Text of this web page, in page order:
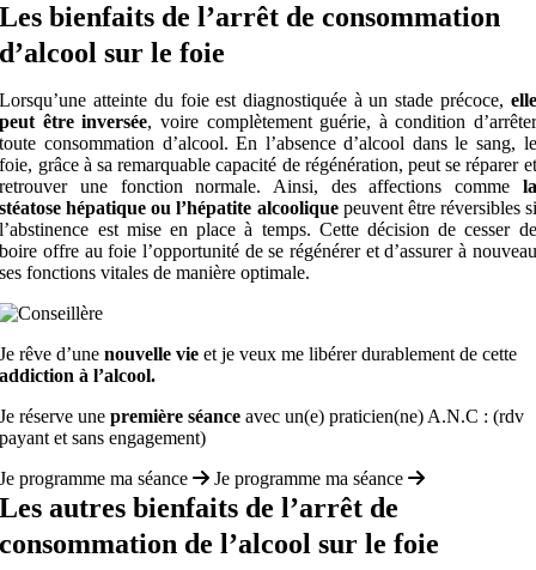
Les bienfaits de l’arrêt de consommation
d’alcool sur le foie
Lorsqu’une atteinte du foie est diagnostiquée à un stade précoce, elle
peut être inversée, voire complètement guérie, à condition d’arrêter
toute consommation d’alcool. En l’absence d’alcool dans le sang, le
foie, grâce à sa remarquable capacité de régénération, peut se réparer et
retrouver une fonction normale. Ainsi, des affections comme la
stéatose hépatique ou l’hépatite alcooliquepeuvent être réversibles si
l’abstinence est mise en place à temps. Cette décision de cesser de
boire offre au foie l’opportunité de se régénérer et d’assurer à nouveau
ses fonctions vitales de manière optimale.
Je rêve d’unenouvelle vie et je veux me libérer durablement de cette
addiction à l’alcool.
Je réserve unepremière séance avec un(e) praticien(ne) A.N.C : (rdv
payant et sans engagement)
Je programme ma séance
Je programme ma séance
Les autres bienfaits de l’arrêt de
consommation de l’alcool sur le foie